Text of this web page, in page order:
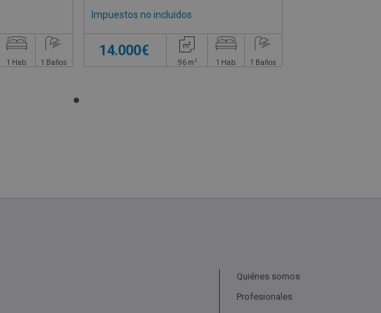
1 Hab. 1 Baños
Impuestos no incluidos
14.000€
96 m 2 1 Hab. 1 Baños
Quiénes somos
Profesionales